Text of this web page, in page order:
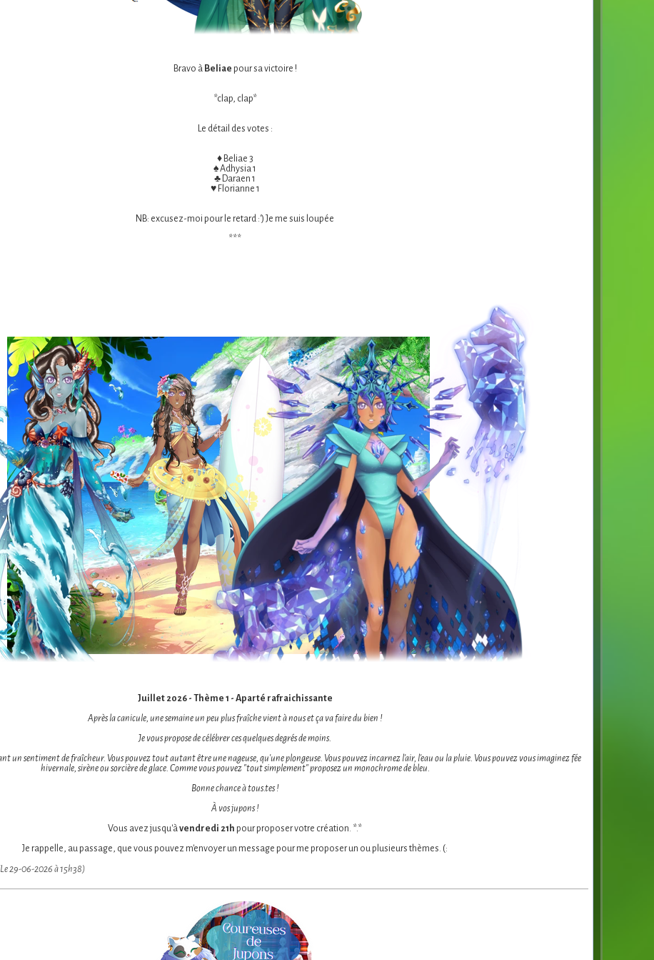
Bravo à Beliae pour sa victoire !
*clap, clap*
Le détail des votes :
♦ Beliae 3
♠ Adhysia 1
♣ Daraen 1
♥ Florianne 1
NB: excusez-moi pour le retard :') Je me suis loupée
***
Juillet 2026 - Thème 1 - Aparté rafraichissante
Après la canicule, une semaine un peu plus fraîche vient à nous et ça va faire du bien !
Je vous propose de célébrer ces quelques degrés de moins.
un sentiment de fraîcheur. Vous pouvez tout autant être une nageuse, qu'une plongeuse. Vous pouvez incarnez l'air, l'eau ou la pluie. Vous pouvez vous imaginez fée
hivernale, sirène ou sorcière de glace. Comme vous pouvez "tout simplement" proposez un monochrome de bleu.
Bonne chance à tous.tes !
À vos jupons !
Vous avez jusqu'àvendredi 21h pour proposer votre création. *.*
Je rappelle, au passage, que vous pouvez m'envoyer un message pour me proposer un ou plusieurs thèmes. (:
29-06-2026 à 15h38)